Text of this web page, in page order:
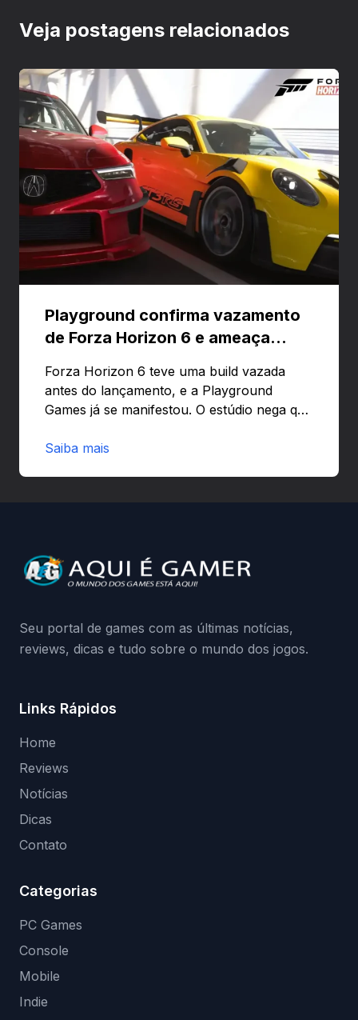
Veja postagens relacionados
Playground confirma vazamento
de Forza Horizon 6 e ameaça
Forza Horizon 6 teve uma build vazada
antes do lançamento, e a Playground
Games já se manifestou. O estúdio nega que
preload e avisa que quem usar versões não
da Playground: negação do preload,
medidas contra acessos não autorizados
Saiba mais
Seu portal de games com as últimas notícias,
reviews, dicas e tudo sobre o mundo dos jogos.
Links Rápidos
Home
Reviews
Notícias
Dicas
Contato
Categorias
PC Games
Console
Mobile
Indie